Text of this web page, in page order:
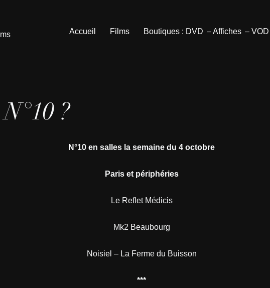
Accueil Films Boutiques : DVD – Affiches – VOD
?
N°10 en salles la semaine du 4 octobre
Paris et périphéries
Le Reflet Médicis
Mk2 Beaubourg
Noisiel – La Ferme du Buisson
***